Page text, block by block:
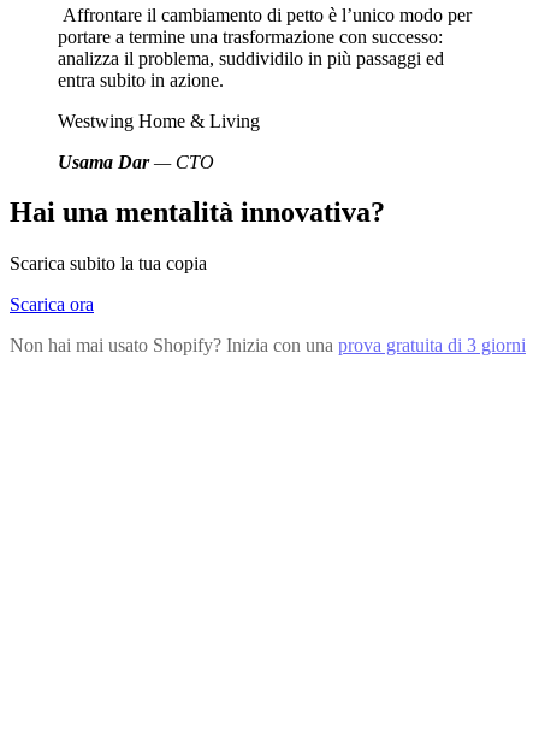
Affrontare il cambiamento di petto è l’unico modo per
portare a termine una trasformazione con successo:
analizza il problema, suddividilo in più passaggi ed
entra subito in azione.
Westwing Home & Living
Usama Dar— CTO
Hai una mentalità innovativa?
Scarica subito la tua copia
Scarica ora
Non hai mai usato Shopify? Inizia con una prova gratuita di 3 giorni